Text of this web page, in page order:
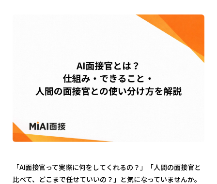
「AI面接官って実際に何をしてくれるの？」「人間の面接官と
比べて、どこまで任せていいの？」と気になっていませんか。